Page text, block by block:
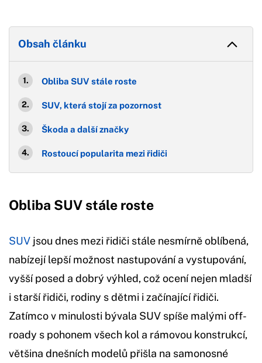
Obsah článku
Obliba SUV stále roste
SUV, která stojí za pozornost
Škoda a další značky
Rostoucí popularita mezi řidiči
Obliba SUV stále roste
SUV jsou dnes mezi řidiči stále nesmírně oblíbená,
nabízejí lepší možnost nastupování a vystupování,
vyšší posed a dobrý výhled, což ocení nejen mladší
i starší řidiči, rodiny s dětmi i začínající řidiči.
Zatímco v minulosti bývala SUV spíše malými off-
roady s pohonem všech kol a rámovou konstrukcí,
většina dnešních modelů přišla na samonosné